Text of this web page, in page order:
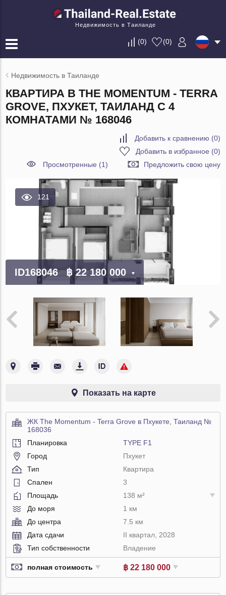
Недвижимость в Таиланде
(0) (0)
Недвижимость в Таиланде
КВАРТИРА В THE MOMENTUM - TERRA
GROVE, ПХУКЕТ, ТАИЛАНД С 4
КОМНАТАМИ № 168046
Добавить к сравнению (0)
Добавить в избранное (0)
Просмотренные (1)
Предложить свою цену
121
ID168046 ฿ 22 180 000
Показать на карте
ЖК The Momentum - Terra Grove в Пхукете, Таиланд №
168036
Планировка
TYPE F1
Город
Пхукет
Тип
Квартира
Спален
3
Площадь
138 м²
До моря
1 км
До центра
7.5 км
Дата сдачи
II квартал, 2028
Тип собственности
Владение
полная стоимость ฿ 22 180 000